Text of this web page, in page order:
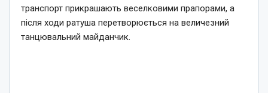
транспорт прикрашають веселковими прапорами, а
після ходи ратуша перетворюється на величезний
танцювальний майданчик.